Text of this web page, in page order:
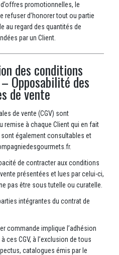
promotionnelles, le
refuser d’honorer tout ou partie
au regard des quantités de
par un Client.
des conditions
Opposabilité des
de vente
de vente (CGV) sont
remise à chaque Client qui en fait
sont également consultables et
de contracter aux conditions
présentées et lues par celui-ci,
pas être sous tutelle ou curatelle.
intégrantes du contrat de
commande implique l’adhésion
ces CGV, à l’exclusion de tous
catalogues émis par le